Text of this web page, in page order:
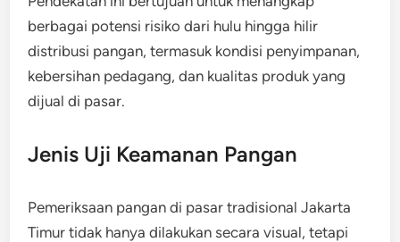
berbagai potensi risiko dari hulu hingga hilir
distribusi pangan, termasuk kondisi penyimpanan,
kebersihan pedagang, dan kualitas produk yang
dijual di pasar.
Jenis Uji Keamanan Pangan
Pemeriksaan pangan di pasar tradisional Jakarta
Timur tidak hanya dilakukan secara visual, tetapi